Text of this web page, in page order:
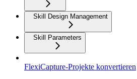
Skill Design Management
Skill Parameters
FlexiCapture-Projekte konvertieren